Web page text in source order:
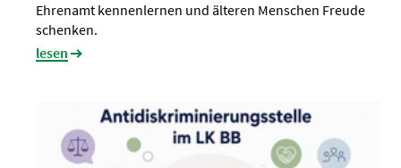
Ehrenamt kennenlernen und älteren Menschen Freude
schenken.
lesen